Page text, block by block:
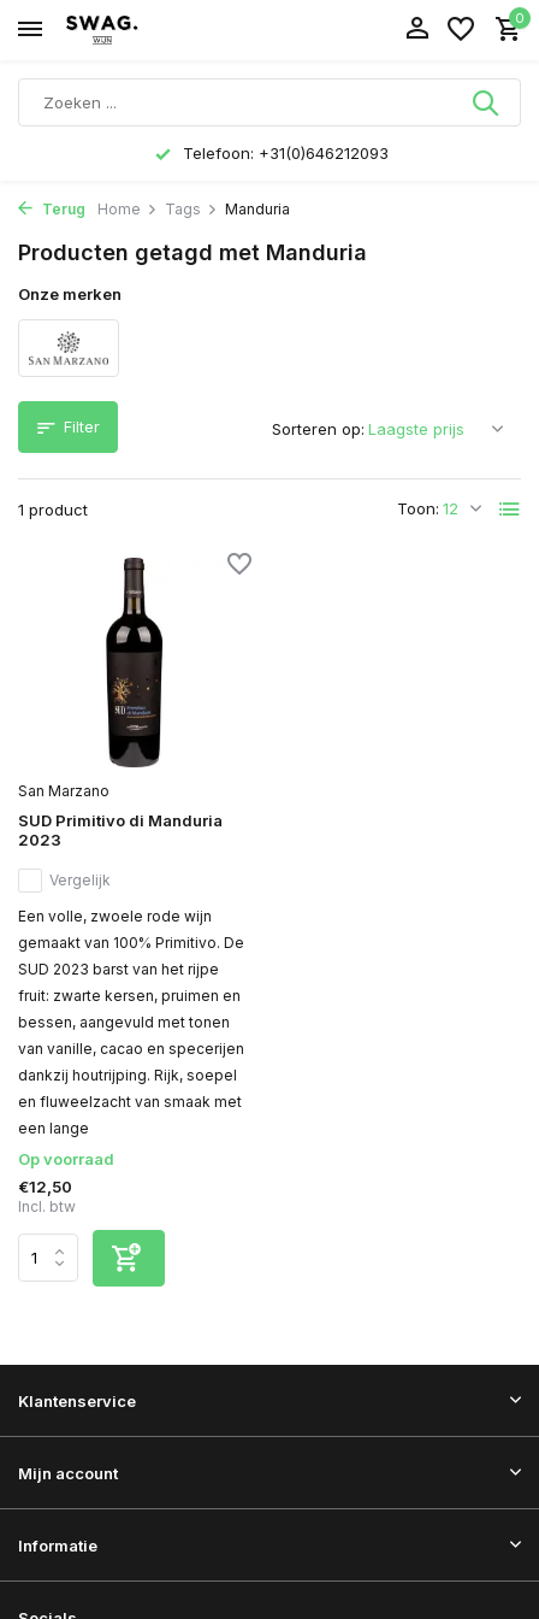
0
Telefoon: +31(0)646212093
Terug Home Tags Manduria
Producten getagd met Manduria
Onze merken
Filter
1 product Toon:
Sorteren op:
San Marzano
SUD Primitivo di Manduria
2023
Vergelijk
Een volle, zwoele rode wijn
gemaakt van 100% Primitivo. De
SUD 2023 barst van het rijpe
fruit: zwarte kersen, pruimen en
bessen, aangevuld met tonen
van vanille, cacao en specerijen
dankzij houtrijping. Rijk, soepel
en fluweelzacht van smaak met
een lange
Op voorraad
€12,50
Incl. btw
Klantenservice
Mijn account
Informatie